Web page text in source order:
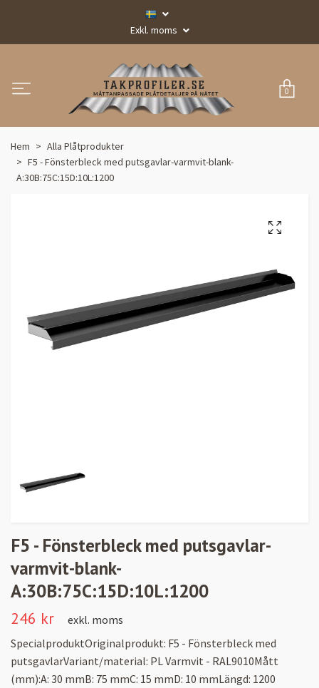
Exkl. moms
0
Hem
Alla Plåtprodukter
F5 - Fönsterbleck med putsgavlar-varmvit-blank-
A:30B:75C:15D:10L:1200
F5 - Fönsterbleck med putsgavlar-
varmvit-blank-
A:30B:75C:15D:10L:1200
246 kr
exkl. moms
SpecialproduktOriginalprodukt: F5 - Fönsterbleck med
putsgavlarVariant/material: PL Varmvit - RAL9010Mått
(mm):A: 30 mmB: 75 mmC: 15 mmD: 10 mmLängd: 1200